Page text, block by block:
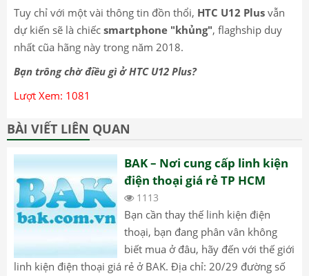
Tuy chỉ với một vài thông tin đồn thổi, HTC U12 Plus vẫn
dự kiến sẽ là chiếc smartphone "khủng", flaghship duy
nhất cũa hãng này trong năm 2018.
Bạn trông chờ điều gì ở HTC U12 Plus?
Lượt Xem: 1081
BÀI VIẾT LIÊN QUAN
BAK – Nơi cung cấp linh kiện
điện thoại giá rẻ TP HCM
1113
Bạn cần thay thế linh kiện điện
thoại, bạn đang phân vân không
biết mua ở đâu, hãy đến với thế giới
linh kiện điện thoại giá rẻ ở BAK. Địa chỉ: 20/29 đường số